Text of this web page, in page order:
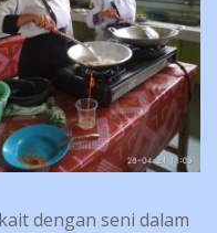
dengan seni dalam